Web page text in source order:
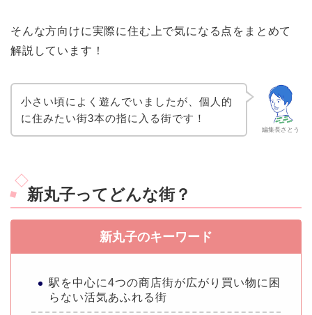
そんな方向けに実際に住む上で気になる点をまとめて
解説しています！
編集長さとう
小さい頃によく遊んでいましたが、個人的
に住みたい街3本の指に入る街です！
新丸子ってどんな街？
新丸子のキーワード
駅を中心に4つの商店街が広がり買い物に困
らない活気あふれる街